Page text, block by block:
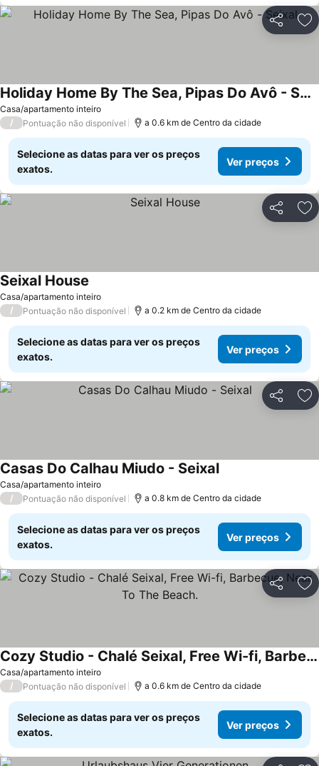
Partilhar
Casa/apartamento inteiro
Holiday Home By The Sea, Pipas Do Avô - Seixal
/ Pontuação não disponível a 0.6 km de Centro da cidade
Selecione as datas para ver os preços
exatos.
Ver preços
Partilhar
Casa/apartamento inteiro
Seixal House
/ Pontuação não disponível a 0.2 km de Centro da cidade
Selecione as datas para ver os preços
exatos.
Ver preços
Partilhar
Casa/apartamento inteiro
Casas Do Calhau Miudo - Seixal
/ Pontuação não disponível a 0.8 km de Centro da cidade
Selecione as datas para ver os preços
exatos.
Ver preços
Partilhar
Casa/apartamento inteiro
Cozy Studio - Chalé Seixal, Free Wi-fi, Barbecue, Near To The Beach.
/ Pontuação não disponível a 0.6 km de Centro da cidade
Selecione as datas para ver os preços
exatos.
Ver preços